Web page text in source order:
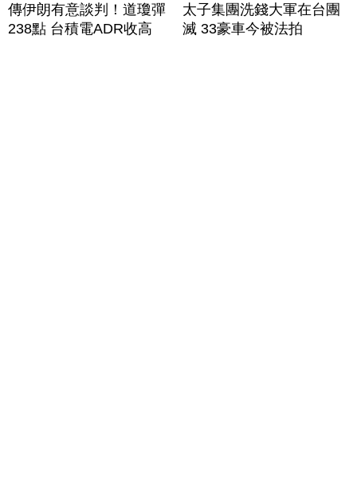
傳伊朗有意談判！道瓊彈
238點 台積電ADR收高
太子集團洗錢大軍在台團
滅 33豪車今被法拍